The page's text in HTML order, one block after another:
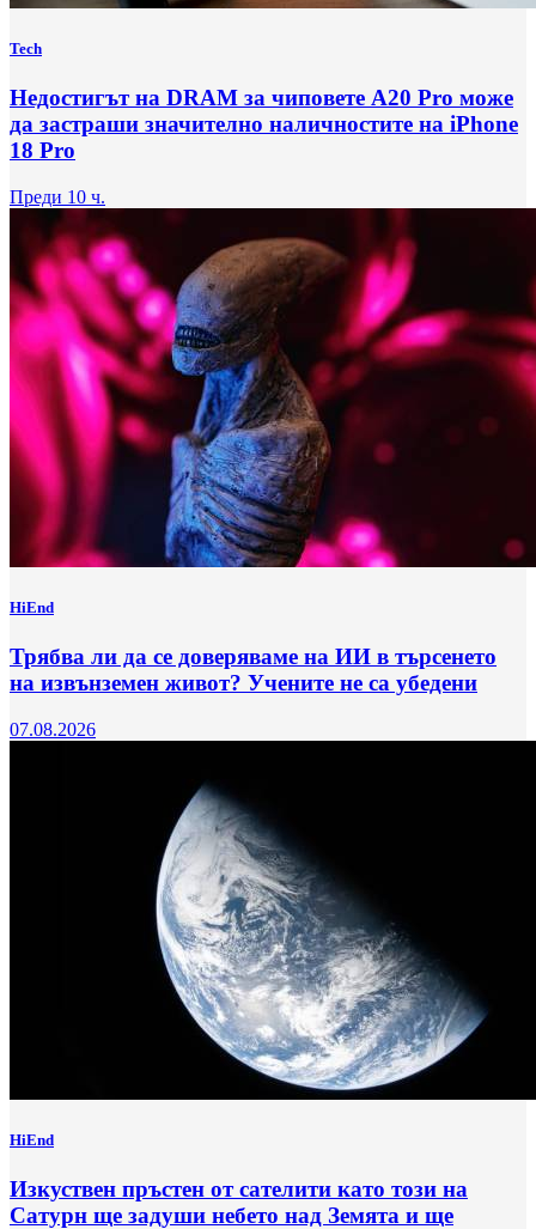
Tech
Недостигът на DRAM за чиповете A20 Pro може
да застраши значително наличностите на iPhone
18 Pro
Преди 10 ч.
HiEnd
Трябва ли да се доверяваме на ИИ в търсенето
на извънземен живот? Учените не са убедени
07.08.2026
HiEnd
Изкуствен пръстен от сателити като този на
Сатурн ще задуши небето над Земята и ще